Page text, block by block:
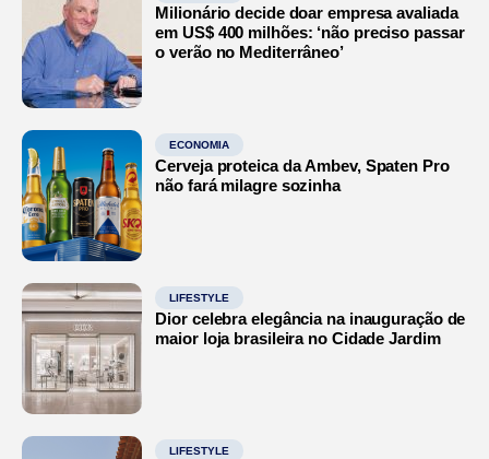
Milionário decide doar empresa avaliada
em US$ 400 milhões: ‘não preciso passar
o verão no Mediterrâneo’
ECONOMIA
Cerveja proteica da Ambev, Spaten Pro
não fará milagre sozinha
LIFESTYLE
Dior celebra elegância na inauguração de
maior loja brasileira no Cidade Jardim
LIFESTYLE